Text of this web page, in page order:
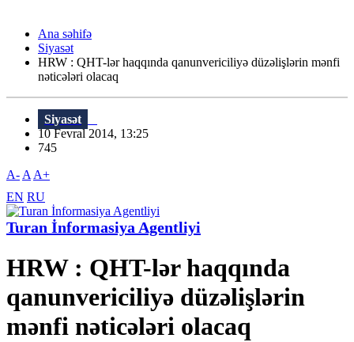
Ana səhifə
Siyasət
HRW : QHT-lər haqqında qanunvericiliyə düzəlişlərin mənfi
nəticələri olacaq
Siyasət
10 Fevral 2014, 13:25
745
A- A A+
EN RU
Turan İnformasiya Agentliyi
HRW : QHT-lər haqqında
qanunvericiliyə düzəlişlərin
mənfi nəticələri olacaq